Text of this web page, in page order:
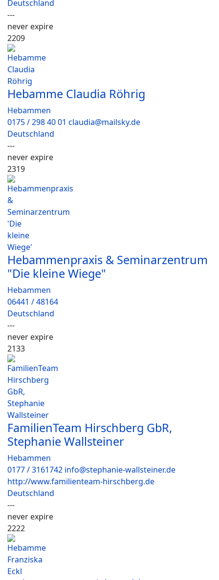
Deutschland
---
never expire
2209
Hebamme Claudia Röhrig
Hebammen
0175 / 298 40 01 claudia@mailsky.de
Deutschland
---
never expire
2319
Hebammenpraxis & Seminarzentrum
"Die kleine Wiege"
Hebammen
06441 / 48164
Deutschland
---
never expire
2133
FamilienTeam Hirschberg GbR,
Stephanie Wallsteiner
Hebammen
0177 / 3161742 info@stephanie-wallsteiner.de
http://www.familienteam-hirschberg.de
Deutschland
---
never expire
2222